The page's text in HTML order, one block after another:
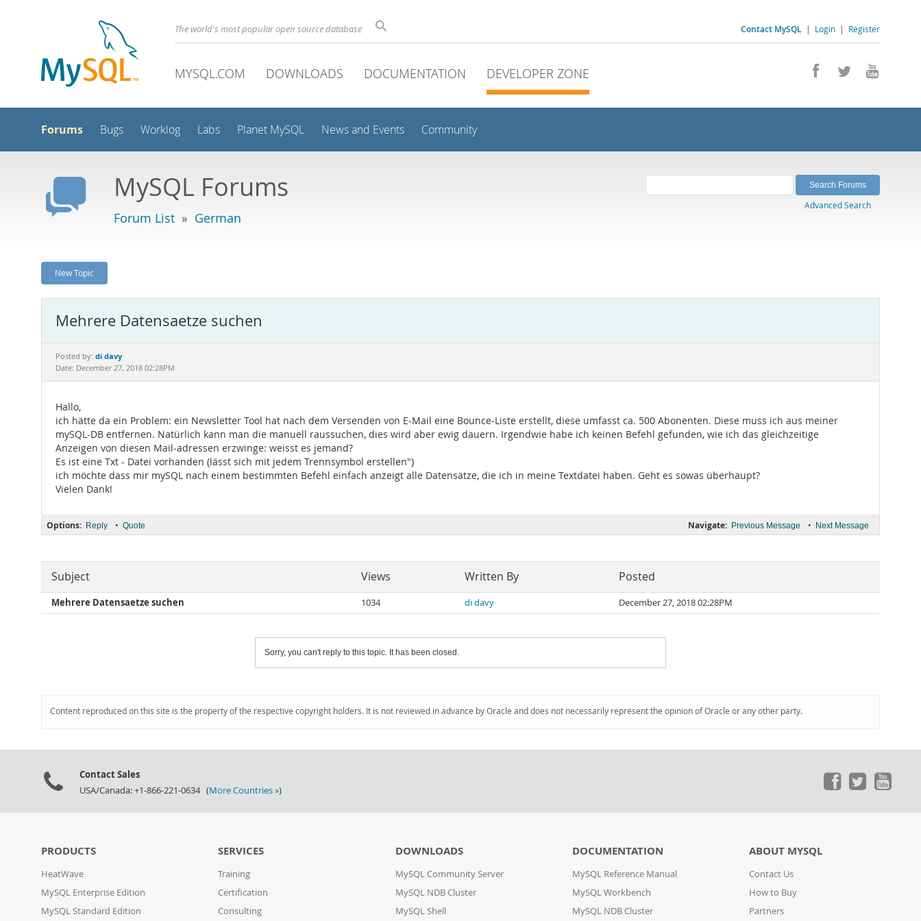
Contact MySQL | Login | Register
The world's most popular open source database
MYSQL.COM DOWNLOADS DOCUMENTATION DEVELOPER ZONE
Forums Bugs Worklog Labs Planet MySQL News and Events Community
MySQL Forums
Forum List » German
Advanced Search
New Topic
Mehrere Datensaetze suchen
Posted by: di davy
Date: December 27, 2018 02:28PM
Hallo,
ich hätte da ein Problem: ein Newsletter Tool hat nach dem Versenden von E-Mail eine Bounce-Liste erstellt, diese umfasst ca. 500 Abonenten. Diese muss ich aus meiner
mySQL-DB entfernen. Natürlich kann man die manuell raussuchen, dies wird aber ewig dauern. Irgendwie habe ich keinen Befehl gefunden, wie ich das gleichzeitige
Anzeigen von diesen Mail-adressen erzwinge: weisst es jemand?
Es ist eine Txt - Datei vorhanden (lässt sich mit jedem Trennsymbol erstellen")
ich möchte dass mir mySQL nach einem bestimmten Befehl einfach anzeigt alle Datensätze, die ich in meine Textdatei haben. Geht es sowas überhaupt?
Vielen Dank!
Navigate: Previous Message • Next Message
Options: Reply • Quote
Subject Views Written By Posted
Mehrere Datensaetze suchen 1034 di davy December 27, 2018 02:28PM
Sorry, you can't reply to this topic. It has been closed.
Content reproduced on this site is the property of the respective copyright holders. It is not reviewed in advance by Oracle and does not necessarily represent the opinion of Oracle or any other party.
Contact Sales
USA/Canada: +1-866-221-0634 (More Countries »)
PRODUCTS
HeatWave
MySQL Enterprise Edition
MySQL Standard Edition
SERVICES
Training
Certification
Consulting
DOWNLOADS
MySQL Community Server
MySQL NDB Cluster
MySQL Shell
DOCUMENTATION
MySQL Reference Manual
MySQL Workbench
MySQL NDB Cluster
ABOUT MYSQL
Contact Us
How to Buy
Partners